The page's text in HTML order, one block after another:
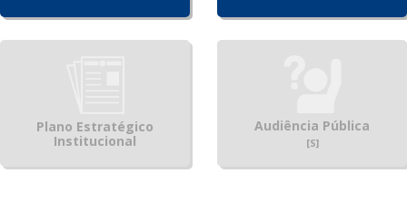
Plano Estratégico
Institucional
Audiência Pública
[S]